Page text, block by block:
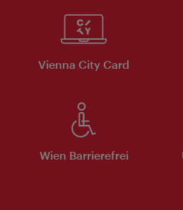
Vienna City Card
Wien Barrierefrei